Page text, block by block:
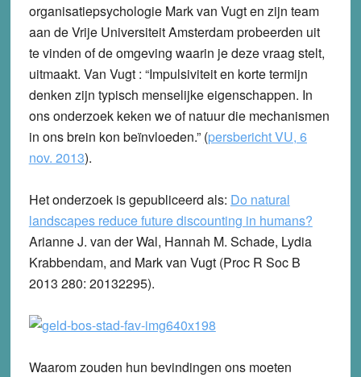
organisatiepsychologie Mark van Vugt en zijn team
aan de Vrije Universiteit Amsterdam probeerden uit
te vinden of de omgeving waarin je deze vraag stelt,
uitmaakt. Van Vugt : “Impulsiviteit en korte termijn
denken zijn typisch menselijke eigenschappen. In
ons onderzoek keken we of natuur die mechanismen
in ons brein kon beïnvloeden.” (persbericht VU, 6
nov. 2013).
Het onderzoek is gepubliceerd als: Do natural
landscapes reduce future discounting in humans?
Arianne J. van der Wal, Hannah M. Schade, Lydia
Krabbendam, and Mark van Vugt (Proc R Soc B
2013 280: 20132295).
Waarom zouden hun bevindingen ons moeten